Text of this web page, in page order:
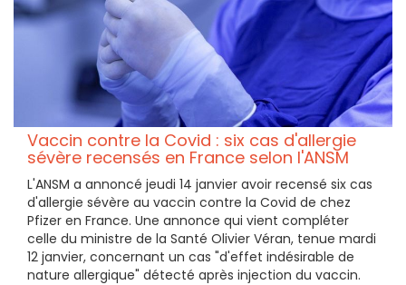
Vaccin contre la Covid : six cas d'allergie
sévère recensés en France selon l'ANSM
L'ANSM a annoncé jeudi 14 janvier avoir recensé six cas
d'allergie sévère au vaccin contre la Covid de chez
Pfizer en France. Une annonce qui vient compléter
celle du ministre de la Santé Olivier Véran, tenue mardi
12 janvier, concernant un cas "d'effet indésirable de
nature allergique" détecté après injection du vaccin.